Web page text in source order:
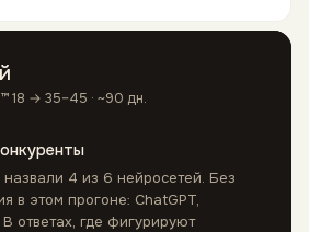
18 → 35–45 · ~90 дн.
назвали 4 из 6 нейросетей. Без
в этом прогоне: ChatGPT,
ответах, где фигурируют